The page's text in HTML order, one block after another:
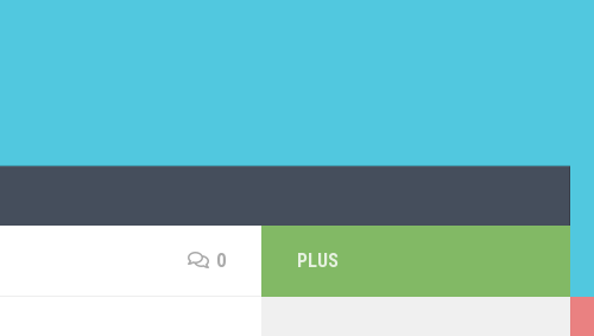
0 PLUS